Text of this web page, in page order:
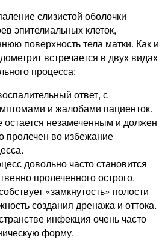
слизистой оболочки
эпителиальных клеток,
поверхность тела матки. Как и
встречается в двух видах
процесса:
ответ, с
и жалобами пациенток.
остается незамеченным и должен
пролечен во избежание
довольно часто становится
пролеченного острого.
«замкнутость» полости
создания дренажа и оттока.
инфекция очень часто
форму.